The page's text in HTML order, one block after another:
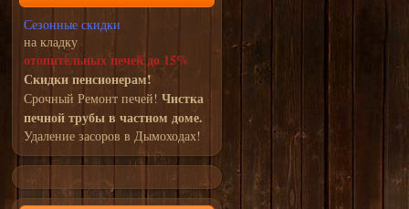
Сезонные скидки
на кладку
отопительных печей до 15%
Скидки пенсионерам!
Срочный Ремонт печей! Чистка
печной трубы в частном доме.
Удаление засоров в Дымоходах!